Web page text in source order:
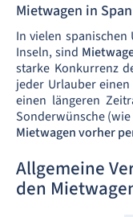
Mietwagen in
In vielen
Inseln, sind
starke Konkurrenz
jeder Urlauber
einen längeren
Sonderwünsche
Mietwagen vorher
Allgemeine
den